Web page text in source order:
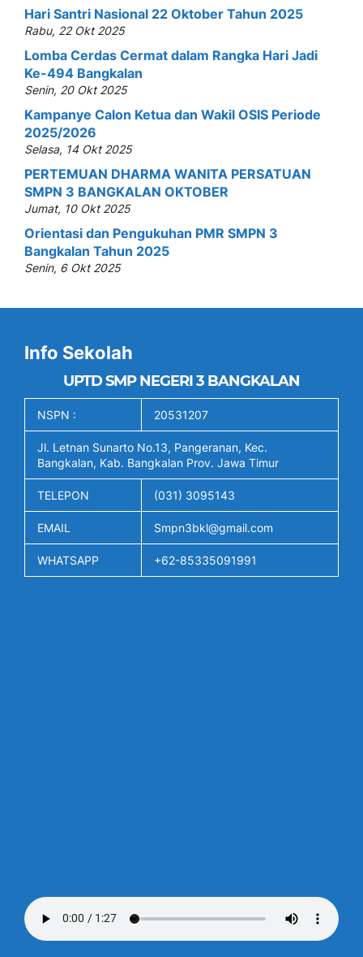
Hari Santri Nasional 22 Oktober Tahun 2025
Rabu, 22 Okt 2025
Lomba Cerdas Cermat dalam Rangka Hari Jadi
Ke-494 Bangkalan
Senin, 20 Okt 2025
Kampanye Calon Ketua dan Wakil OSIS Periode
2025/2026
Selasa, 14 Okt 2025
PERTEMUAN DHARMA WANITA PERSATUAN
SMPN 3 BANGKALAN OKTOBER
Jumat, 10 Okt 2025
Orientasi dan Pengukuhan PMR SMPN 3
Bangkalan Tahun 2025
Senin, 6 Okt 2025
Info Sekolah
UPTD SMP NEGERI 3 BANGKALAN
NSPN : 20531207
Jl. Letnan Sunarto No.13, Pangeranan, Kec.
Bangkalan, Kab. Bangkalan Prov. Jawa Timur
TELEPON (031) 3095143
EMAIL Smpn3bkl@gmail.com
WHATSAPP +62-85335091991